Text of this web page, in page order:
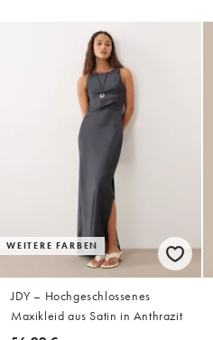
WEITERE FARBEN
JDY – Hochgeschlossenes
Maxikleid aus Satin in Anthrazit